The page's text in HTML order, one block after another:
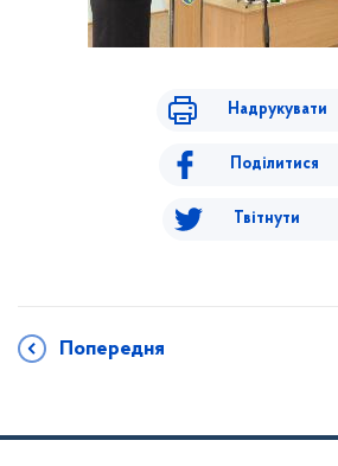
Надрукувати
Поділитися
Твітнути
Попередня